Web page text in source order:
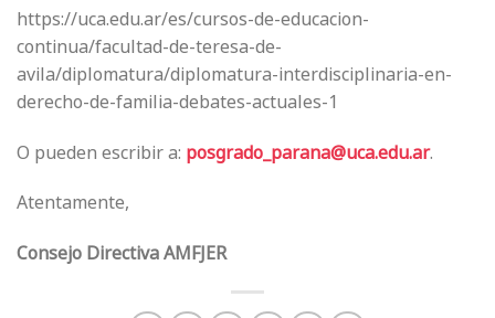
https://uca.edu.ar/es/cursos-de-educacion-
continua/facultad-de-teresa-de-
avila/diplomatura/diplomatura-interdisciplinaria-en-
derecho-de-familia-debates-actuales-1
O pueden escribir a: posgrado_parana@uca.edu.ar.
Atentamente,
Consejo Directiva AMFJER